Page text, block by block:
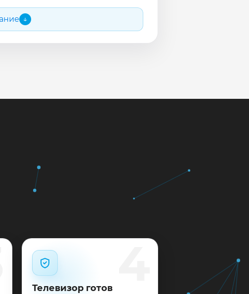
подскажем ориентир по сроку и
↓
Телевизор готов